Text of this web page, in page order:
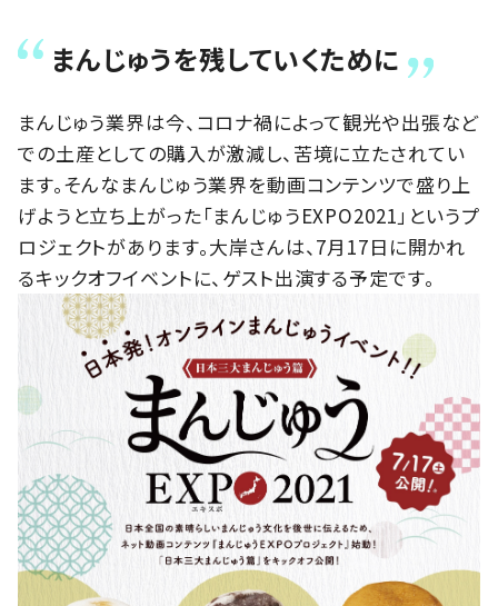
まんじゅうを残していくために
まんじゅう業界は今、コロナ禍によって観光や出張など
での土産としての購入が激減し、苦境に立たされてい
ます。そんなまんじゅう業界を動画コンテンツで盛り上
げようと立ち上がった「まんじゅうEXPO2021」というプ
ロジェクトがあります。大岸さんは、7月17日に開かれ
るキックオフイベントに、ゲスト出演する予定です。